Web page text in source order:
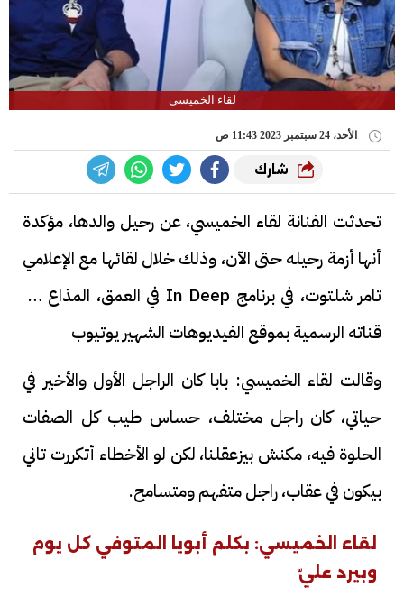
لقاء الخميسي
الأحد، 24 سبتمبر 2023 11:43 ص
شارك
تحدثت الفنانة لقاء الخميسي، عن رحيل والدها، مؤكدة
أنها أزمة رحيله حتى الآن، وذلك خلال لقائها مع الإعلامي
تامر شلتوت، في برنامج In Deep في العمق، المذاع عبر
قناته الرسمية بموقع الفيديوهات الشهير يوتيوب
وقالت لقاء الخميسي: بابا كان الراجل الأول والأخير في
حياتي، كان راجل مختلف، حساس طيب كل الصفات
الحلوة فيه، مكنش بيزعقلنا، لكن لو الأخطاء أتكررت تاني
بيكون في عقاب، راجل متفهم ومتسامح.
لقاء الخميسي: بكلم أبويا المتوفي كل يوم
وبيرد عليّ